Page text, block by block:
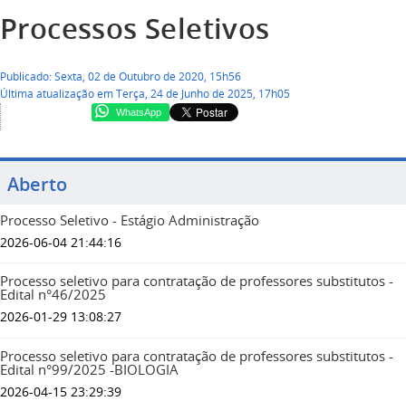
Processos Seletivos
Publicado: Sexta, 02 de Outubro de 2020, 15h56
Última atualização em Terça, 24 de Junho de 2025, 17h05
WhatsApp
Aberto
Processo Seletivo - Estágio Administração
2026-06-04 21:44:16
Processo seletivo para contratação de professores substitutos -
Edital n°46/2025
2026-01-29 13:08:27
Processo seletivo para contratação de professores substitutos -
Edital n°99/2025 -BIOLOGIA
2026-04-15 23:29:39